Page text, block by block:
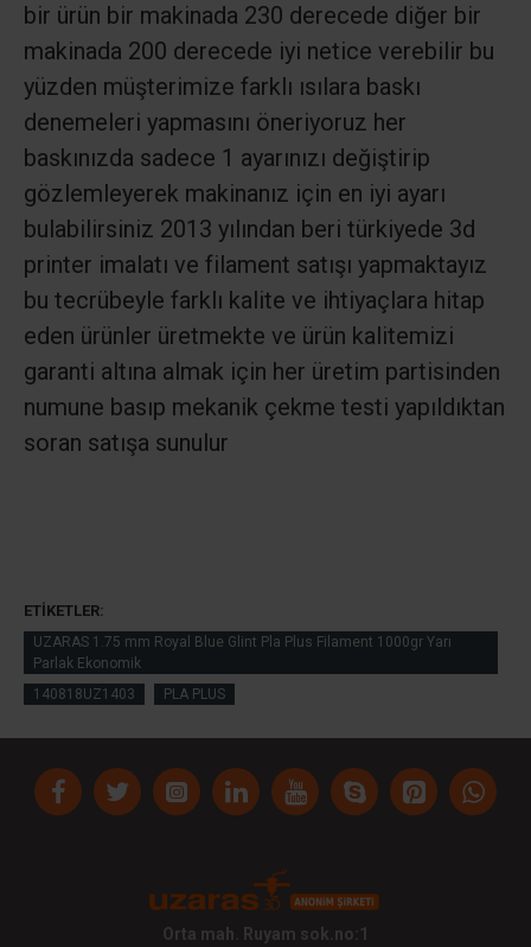
bir ürün bir makinada 230 derecede diğer bir
makinada 200 derecede iyi netice verebilir bu
yüzden müşterimize farklı ısılara baskı
denemeleri yapmasını öneriyoruz her
baskınızda sadece 1 ayarınızı değiştirip
gözlemleyerek makinanız için en iyi ayarı
bulabilirsiniz 2013 yılından beri türkiyede 3d
printer imalatı ve filament satışı yapmaktayız
bu tecrübeyle farklı kalite ve ihtiyaçlara hitap
eden ürünler üretmekte ve ürün kalitemizi
garanti altına almak için her üretim partisinden
numune basıp mekanik çekme testi yapıldıktan
soran satışa sunulur
ETIKETLER:
UZARAS 1.75 mm Royal Blue Glint Pla Plus Filament 1000gr Yarı
Parlak Ekonomik
140818UZ1403
PLA PLUS
Orta mah. Ruyam sok.no:1